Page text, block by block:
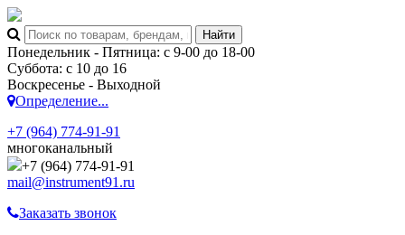
Понедельник - Пятница: с 9-00 до 18-00
Суббота: с 10 до 16
Воскресенье - Выходной
Определение...
+7 (964) 774-91-91
многоканальный
+7 (964) 774-91-91
mail@instrument91.ru
Заказать звонок